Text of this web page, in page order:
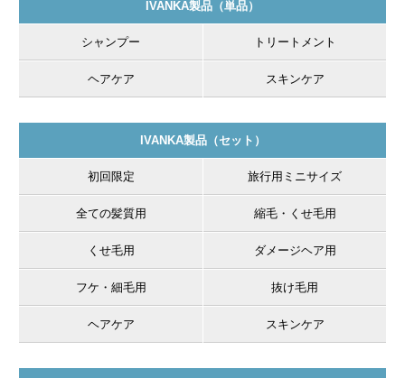
IVANKA製品（単品）
シャンプー トリートメント
ヘアケア スキンケア
IVANKA製品（セット）
初回限定 旅行用ミニサイズ
全ての髪質用 縮毛・くせ毛用
くせ毛用 ダメージヘア用
フケ・細毛用 抜け毛用
ヘアケア スキンケア